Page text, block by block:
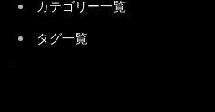
カテゴリー一覧
タグ一覧